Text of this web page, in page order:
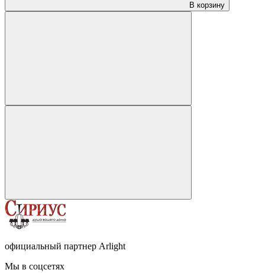
В корзину
официальный партнер Arlight
Мы в соцсетях